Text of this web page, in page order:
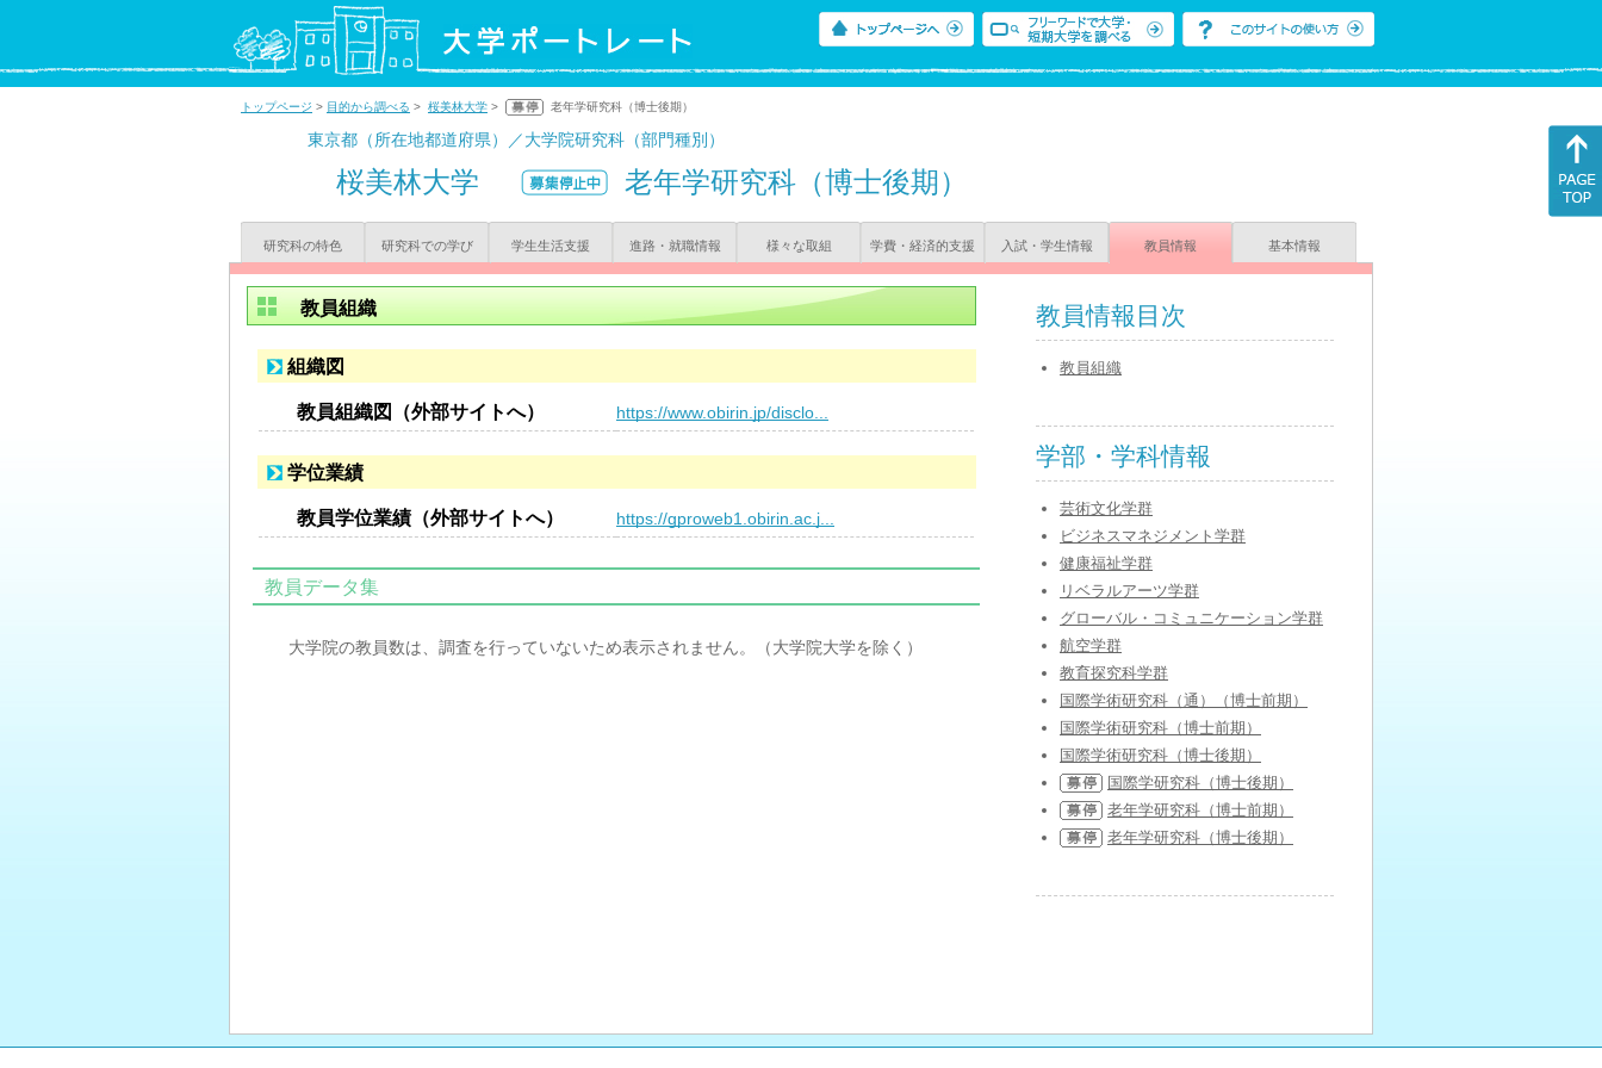
トップページ > 目的から調べる > 桜美林大学 > 老年学研究科（博士後期）
東京都（所在地都道府県）／大学院研究科（部門種別）
桜美林大学 老年学研究科（博士後期）
研究科の特色 研究科での学び 学生生活支援 進路・就職情報 様々な取組 学費・経済的支援 入試・学生情報 教員情報 基本情報
教員組織
組織図
教員組織図（外部サイトへ） https://www.obirin.jp/disclo...
学位業績
教員学位業績（外部サイトへ） https://gproweb1.obirin.ac.j...
教員データ集
大学院の教員数は、調査を行っていないため表示されません。（大学院大学を除く）
教員情報目次
教員組織
学部・学科情報
芸術文化学群
ビジネスマネジメント学群
健康福祉学群
リベラルアーツ学群
グローバル・コミュニケーション学群
航空学群
教育探究科学群
国際学術研究科（通）（博士前期）
国際学術研究科（博士前期）
国際学術研究科（博士後期）
国際学研究科（博士後期）
老年学研究科（博士前期）
老年学研究科（博士後期）